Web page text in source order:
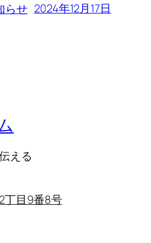
らせ 2024年12月17日
える
丁目9番8号